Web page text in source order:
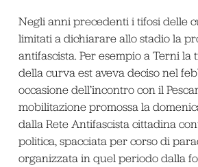
Negli anni precedenti i tifosi delle
limitati a dichiarare allo stadio la
antifascista. Per esempio a Terni la
della curva est aveva deciso nel
occasione dell’incontro con il
mobilitazione promossa la
dalla Rete Antifascista cittadina
politica, spacciata per corso di
organizzata in quel periodo dalla